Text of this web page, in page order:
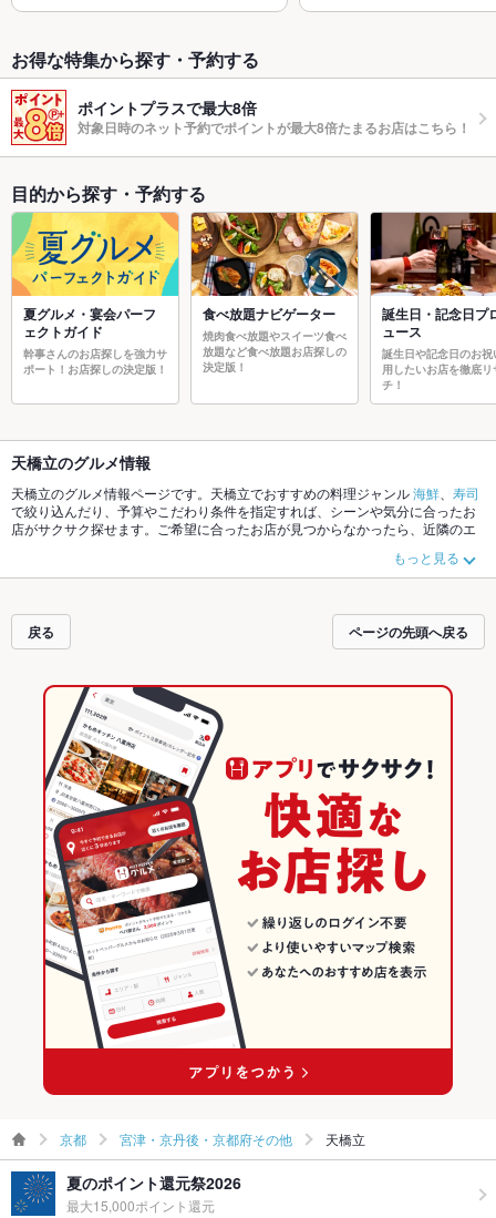
お得な特集から探す・予約する
ポイントプラスで最大8倍
対象日時のネット予約でポイントが最大8倍たまるお店はこちら！
目的から探す・予約する
夏グルメ・宴会パーフ
ェクトガイド
幹事さんのお店探しを強力サ
ポート！お店探しの決定版！
食べ放題ナビゲーター
焼肉食べ放題やスイーツ食べ
放題など食べ放題お店探しの
決定版！
誕生日・記念日プ
ュース
誕生日や記念日のお祝
用したいお店を徹底リ
チ！
天橋立のグルメ情報
天橋立のグルメ情報ページです。天橋立でおすすめの料理ジャンル海鮮
寿司
で絞り込んだり、予算やこだわり条件を指定すれば、シーンや気分に合ったお
店がサクサク探せます。ご希望に合ったお店が見つからなかったら、近隣のエ
カニ料理、海鮮
丼、ぶりしゃぶや季節のおすすめ料理など、お店の最新情報をご紹介している
達どうしの飲み会にも、会社の宴会にも、デートやパーティーにもお得に便利
にホットペッパーグルメをご利用ください。
もっと見る
戻る ページの先頭へ戻る
京都 宮津・京丹後・京都府その他 天橋立
夏のポイント還元祭2026
最大15,000ポイント還元